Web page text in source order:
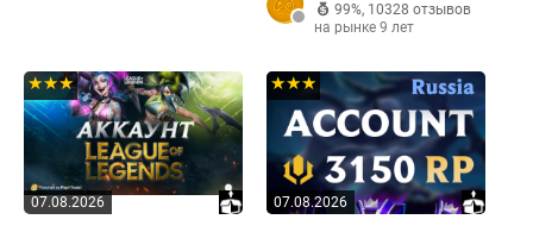
99%, 10328 отзывов
на рынке 9 лет
07.08.2026
★★★
07.08.2026
★★★